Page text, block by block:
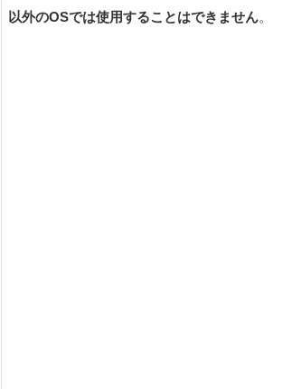
以外のOSでは使用することはできません。